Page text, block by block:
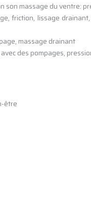
son massage du ventre:
friction, lissage
massage drainant
des pompages,
être